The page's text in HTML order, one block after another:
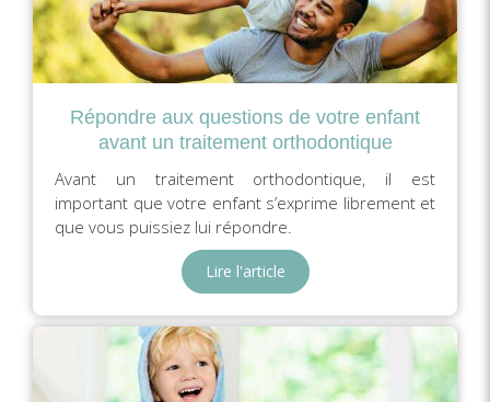
Répondre aux questions de votre enfant
avant un traitement orthodontique
Avant un traitement orthodontique, il est
important que votre enfant s’exprime librement et
que vous puissiez lui répondre.
Lire l'article